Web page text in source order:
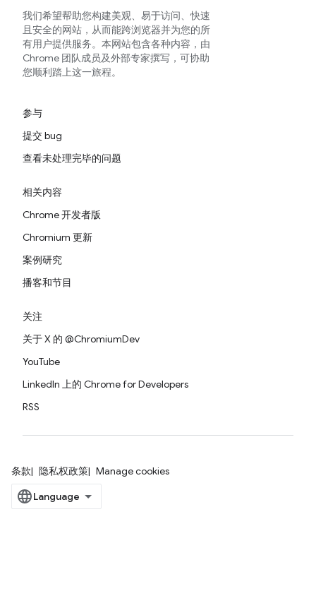
我们希望帮助您构建美观、易于访问、快速
且安全的网站，从而能跨浏览器并为您的所
有用户提供服务。本网站包含各种内容，由
Chrome 团队成员及外部专家撰写，可协助
您顺利踏上这一旅程。
参与
提交 bug
查看未处理完毕的问题
相关内容
Chrome 开发者版
Chromium 更新
案例研究
播客和节目
关注
关于 X 的 @ChromiumDev
YouTube
LinkedIn 上的 Chrome for Developers
RSS
条款 隐私权政策 Manage cookies